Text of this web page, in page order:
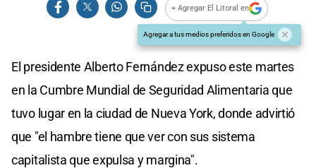
+ Agregar El Litoral en
Agregar a tus medios preferidos en Google
El presidente Alberto Fernández expuso este martes
en la Cumbre Mundial de Seguridad Alimentaria que
tuvo lugar en la ciudad de Nueva York, donde advirtió
que "el hambre tiene que ver con sus sistema
capitalista que expulsa y margina".